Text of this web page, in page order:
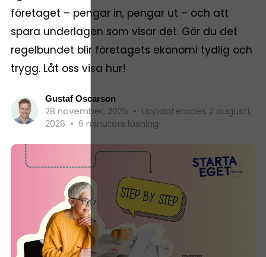
företaget – pengar in, pengar ut – och att
spara underlagen som visar det. Gör du det
regelbundet blir företagets ekonomi tydlig och
trygg. Låt oss visa hur!
Gustaf Oscarson
28 november, 2025 • Uppdaterades 2 augusti,
2026 • 6 minuters läsning